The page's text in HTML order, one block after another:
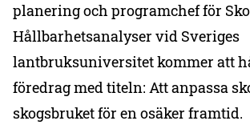
planering och programchef för
Hållbarhetsanalyser vid Sveriges
lantbruksuniversitet kommer att
föredrag med titeln: Att anpassa
skogsbruket för en osäker framtid.